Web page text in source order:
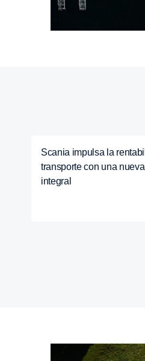
Scania impulsa la
transporte con una
integral